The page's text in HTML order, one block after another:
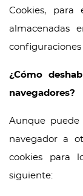
Cookies, para
almacenadas
¿Cómo
navegadores?
Aunque
navegador a
cookies para
siguiente: